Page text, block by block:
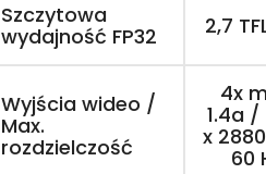
Szczytowa
wydajność FP32
2,7
Wyjścia wideo /
Max.
rozdzielczość
4x
1.4a /
x
60